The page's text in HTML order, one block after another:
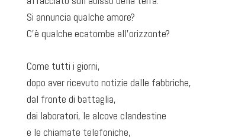
Si annuncia qualche amore?
C’è qualche ecatombe all’orizzonte?
Come tutti i giorni,
dopo aver ricevuto notizie dalle fabbriche,
dal fronte di battaglia,
dai laboratori, le alcove clandestine
e le chiamate telefoniche,